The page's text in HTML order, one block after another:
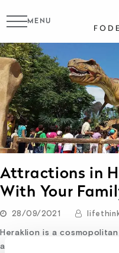
MENU
Attractions in
With Your
28/09/2021
Heraklion is a
attractions. But,